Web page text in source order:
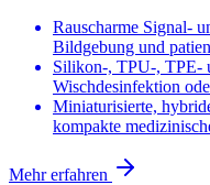
Rauscharme Signal-
Bildgebung und
Silikon-, TPU-, TPE-
Wischdesinfektion
Miniaturisierte,
kompakte
Mehr erfahren